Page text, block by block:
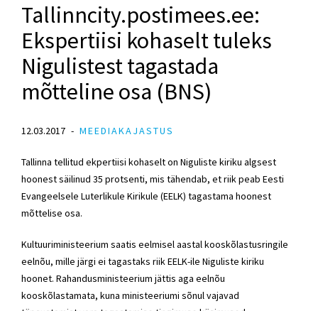
Tallinncity.postimees.ee:
Ekspertiisi kohaselt tuleks
Nigulistest tagastada
mõtteline osa (BNS)
12.03.2017 MEEDIAKAJASTUS
Tallinna tellitud ekpertiisi kohaselt on Niguliste kiriku algsest
hoonest säilinud 35 protsenti, mis tähendab, et riik peab Eesti
Evangeelsele Luterlikule Kirikule (EELK) tagastama hoonest
mõttelise osa.
Kultuuriministeerium saatis eelmisel aastal kooskõlastusringile
eelnõu, mille järgi ei tagastaks riik EELK-ile Niguliste kiriku
hoonet. Rahandusministeerium jättis aga eelnõu
kooskõlastamata, kuna ministeeriumi sõnul vajavad